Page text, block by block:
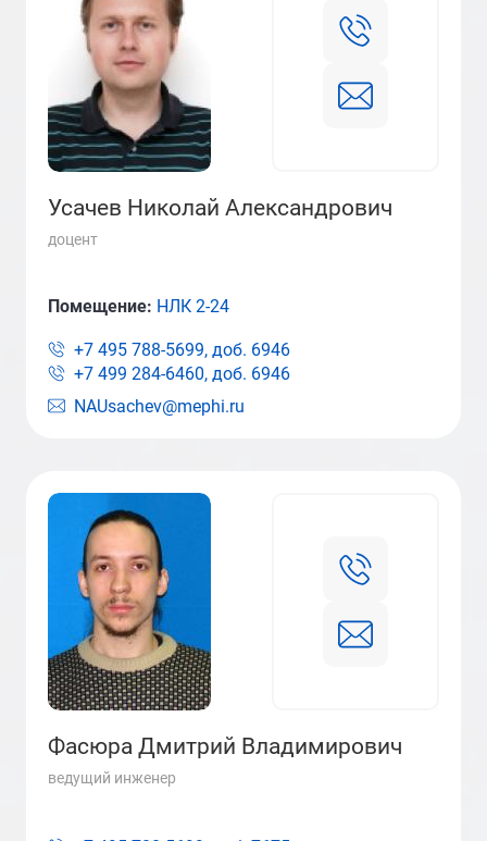
Усачев Николай Александрович
доцент
NAUsachev@mephi.ru
Помещение: НЛК 2-24
+7 495 788-5699, доб. 6946
+7 499 284-6460, доб. 6946
Фасюра Дмитрий Владимирович
ведущий инженер